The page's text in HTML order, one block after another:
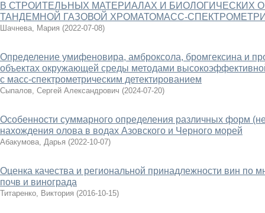
В СТРОИТЕЛЬНЫХ МАТЕРИАЛАХ И БИОЛОГИЧЕСКИХ
ТАНДЕМНОЙ ГАЗОВОЙ ХРОМАТОМАСС-
Шачнева, Мария (2022-07-08)
Определение умифеновира, амброксола, бромгексина и
объектах окружающей среды методами
с масс-спектрометрическим детектированием
Сыпалов, Сергей Александрович (2024-07-20)
Особенности суммарного определения различных форм
нахождения олова в водах Азовского и Черного морей
Абакумова, Дарья (2022-10-07)
Оценка качества и региональной принадлежности вин по
почв и винограда
Титаренко, Виктория (2016-10-15)